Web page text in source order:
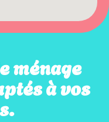
ménage
à vos